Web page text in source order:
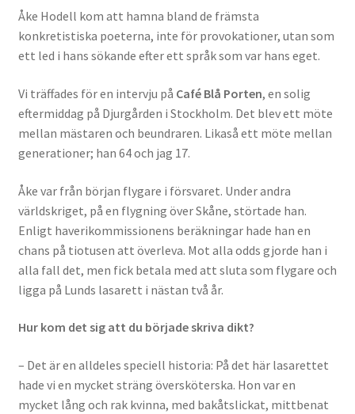
Åke Hodell kom att hamna bland de främsta
konkretistiska poeterna, inte för provokationer, utan som
ett led i hans sökande efter ett språk som var hans eget.
Vi träffades för en intervju på Café Blå Porten, en solig
eftermiddag på Djurgården i Stockholm. Det blev ett möte
mellan mästaren och beundraren. Likaså ett möte mellan
generationer; han 64 och jag 17.
Åke var från början flygare i försvaret. Under andra
världskriget, på en flygning över Skåne, störtade han.
Enligt haverikommissionens beräkningar hade han en
chans på tiotusen att överleva. Mot alla odds gjorde han i
alla fall det, men fick betala med att sluta som flygare och
ligga på Lunds lasarett i nästan två år.
Hur kom det sig att du började skriva dikt?
– Det är en alldeles speciell historia: På det här lasarettet
hade vi en mycket sträng översköterska. Hon var en
mycket lång och rak kvinna, med bakåtslickat, mittbenat